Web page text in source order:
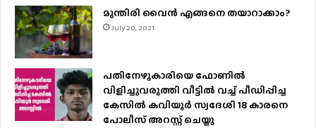
മുന്തിരി വൈന്‍ എങ്ങനെ തയാറാക്കാം?
July 20, 2021
പതിനേഴുകാരിയെ ഫോണിൽ
വിളിച്ചുവരുത്തി വീട്ടിൽ വച്ച് പീഡിപ്പിച്ച
കേസിൽ കവിയൂർ സ്വദേശി 18 കാരനെ
പോലീസ് അറസ്റ്റ് ചെയ്തു